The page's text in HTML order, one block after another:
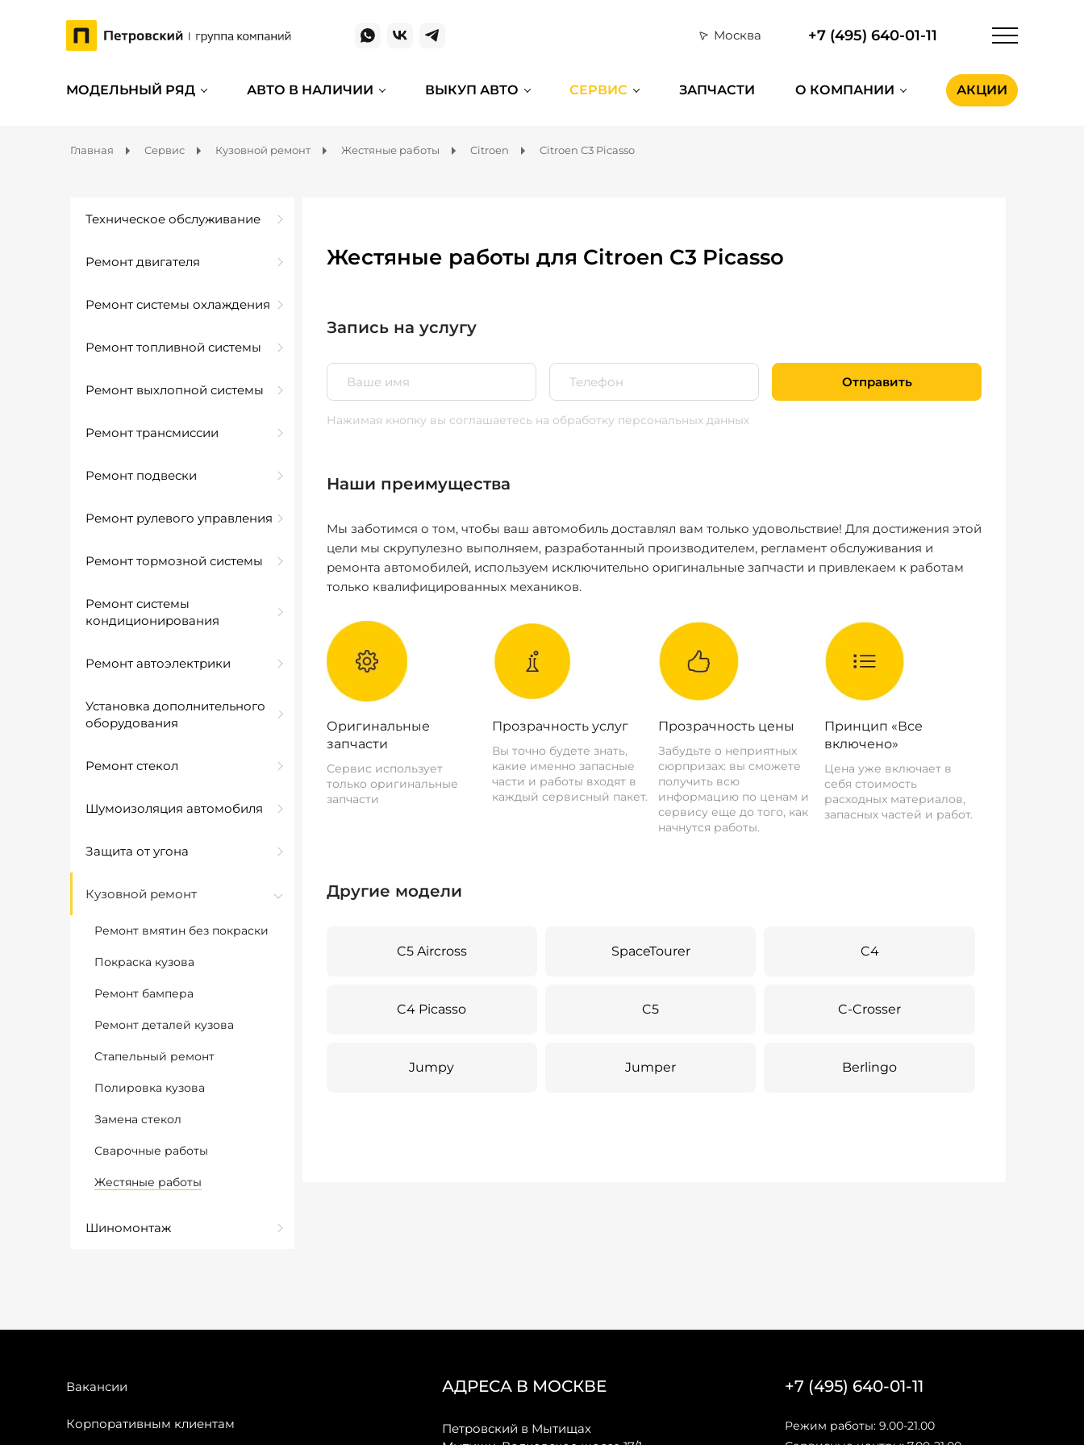
Москва +7 (495) 640-01-11
МОДЕЛЬНЫЙ РЯД АВТО В НАЛИЧИИ ВЫКУП АВТО СЕРВИС ЗАПЧАСТИ О КОМПАНИИ АКЦИИ
Главная Сервис Кузовной ремонт Жестяные работы Citroen Citroen C3 Picasso
Техническое обслуживание
Ремонт двигателя
Ремонт системы охлаждения
Ремонт топливной системы
Ремонт выхлопной системы
Ремонт трансмиссии
Ремонт подвески
Ремонт рулевого управления
Ремонт тормозной системы
Ремонт системы
кондиционирования
Ремонт автоэлектрики
Установка дополнительного
оборудования
Ремонт стекол
Шумоизоляция автомобиля
Защита от угона
Кузовной ремонт
Ремонт вмятин без покраски
Покраска кузова
Ремонт бампера
Ремонт деталей кузова
Стапельный ремонт
Полировка кузова
Замена стекол
Сварочные работы
Жестяные работы
Шиномонтаж
Жестяные работы для Citroen C3 Picasso
Запись на услугу
Отправить
Нажимая кнопку вы соглашаетесь на обработку персональных данных
Наши преимущества
Мы заботимся о том, чтобы ваш автомобиль доставлял вам только удовольствие! Для достижения этой
цели мы скрупулезно выполняем, разработанный производителем, регламент обслуживания и
ремонта автомобилей, используем исключительно оригинальные запчасти и привлекаем к работам
только квалифицированных механиков.
Оригинальные
запчасти
Сервис использует
только оригинальные
запчасти
Прозрачность услуг
Вы точно будете знать,
какие именно запасные
части и работы входят в
каждый сервисный пакет.
Прозрачность цены
Забудьте о неприятных
сюрпризах: вы сможете
получить всю
информацию по ценам и
сервису еще до того, как
начнутся работы.
Принцип «Все
включено»
Цена уже включает в
себя стоимость
расходных материалов,
запасных частей и работ.
Другие модели
C5 Aircross SpaceTourer C4
C4 Picasso C5 C-Crosser
Jumpy Jumper Berlingo
Вакансии
Корпоративным клиентам
АДРЕСА В МОСКВЕ
Петровский в Мытищах
+7 (495) 640-01-11
Режим работы: 9.00-21.00